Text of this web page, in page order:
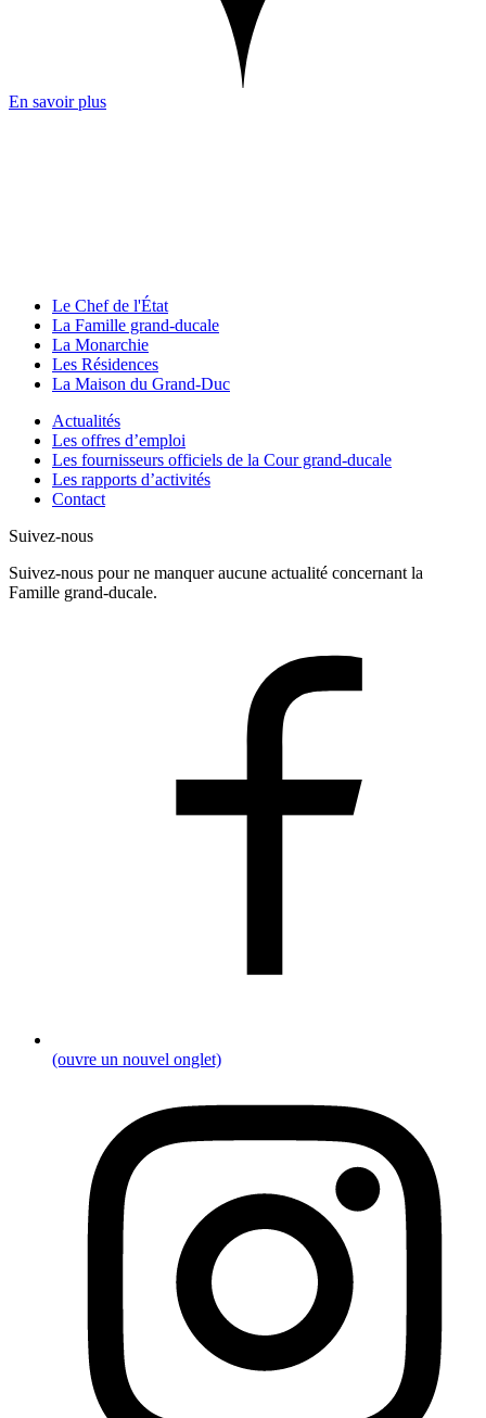
En savoir plus
Le Chef de l'État
La Famille grand-ducale
La Monarchie
Les Résidences
La Maison du Grand-Duc
Actualités
Les offres d’emploi
Les fournisseurs officiels de la Cour grand-ducale
Les rapports d’activités
Contact
Suivez-nous
Suivez-nous pour ne manquer aucune actualité concernant la
Famille grand-ducale.
(ouvre un nouvel onglet)